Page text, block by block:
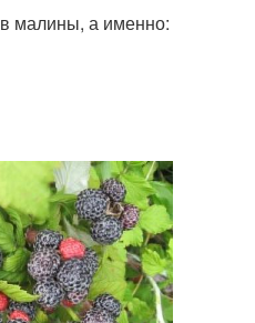
малины, а именно: